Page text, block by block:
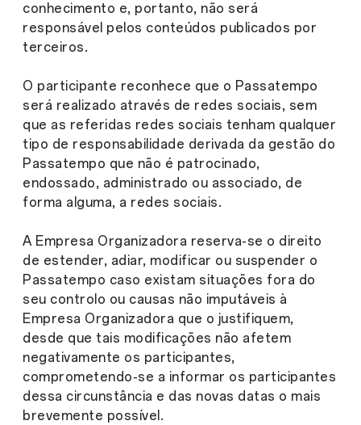
conhecimento e, portanto, não será
responsável pelos conteúdos publicados por
terceiros.
O participante reconhece que o Passatempo
será realizado através de redes sociais, sem
que as referidas redes sociais tenham qualquer
tipo de responsabilidade derivada da gestão do
Passatempo que não é patrocinado,
endossado, administrado ou associado, de
forma alguma, a redes sociais.
A Empresa Organizadora reserva-se o direito
de estender, adiar, modificar ou suspender o
Passatempo caso existam situações fora do
seu controlo ou causas não imputáveis à
Empresa Organizadora que o justifiquem,
desde que tais modificações não afetem
negativamente os participantes,
comprometendo-se a informar os participantes
dessa circunstância e das novas datas o mais
brevemente possível.